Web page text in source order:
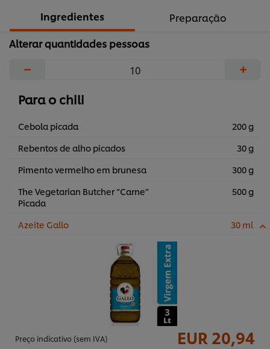
Ingredientes
Preparação
Alterar quantidades pessoas
− +
Para o chili
Cebola picada
200 g
Rebentos de alho picados
30 g
Pimento vermelho em brunesa
300 g
The Vegetarian Butcher “Carne”
Picada
500 g
Azeite Gallo 30 ml
Preço indicativo (sem IVA) EUR 20,94